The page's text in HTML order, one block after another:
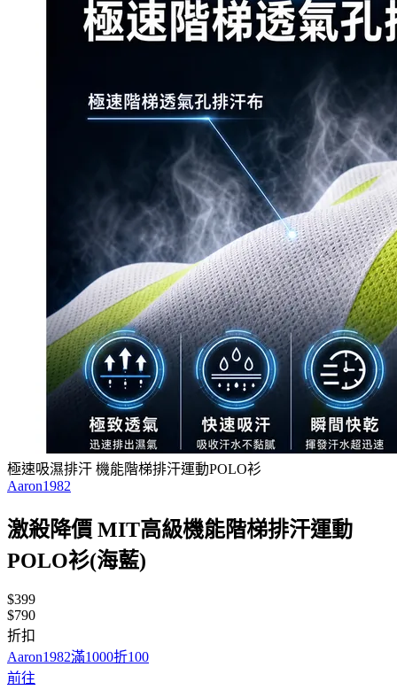
極速吸濕排汗 機能階梯排汗運動POLO衫
Aaron1982
激殺降價 MIT高級機能階梯排汗運動
POLO衫(海藍)
$399
$790
折扣
Aaron1982滿1000折100
前往